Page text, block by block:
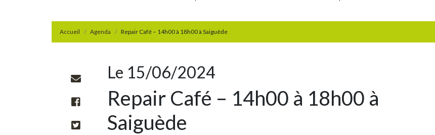
Accueil Agenda Repair Café – 14h00 à 18h00 à Saiguède
Le 15/06/2024
Repair Café – 14h00 à 18h00 à
Saiguède